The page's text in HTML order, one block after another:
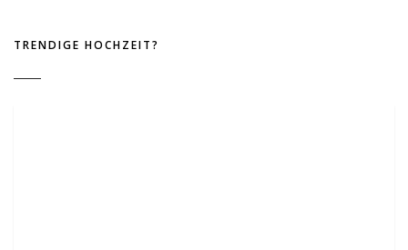
TRENDIGE HOCHZEIT?